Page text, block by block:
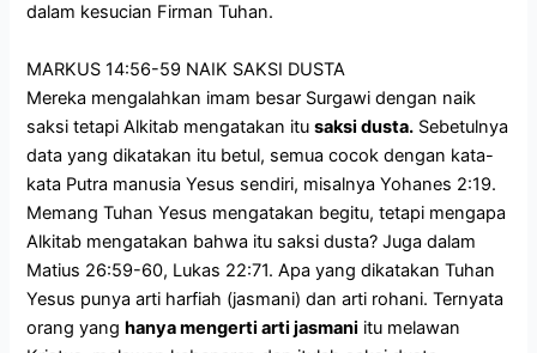
dalam kesucian Firman Tuhan.
MARKUS 14:56-59 NAIK SAKSI DUSTA
Mereka mengalahkan imam besar Surgawi dengan naik
saksi tetapi Alkitab mengatakan itusaksi dusta. Sebetulnya
data yang dikatakan itu betul, semua cocok dengan kata-
kata Putra manusia Yesus sendiri, misalnya Yohanes 2:19.
Memang Tuhan Yesus mengatakan begitu, tetapi mengapa
Alkitab mengatakan bahwa itu saksi dusta? Juga dalam
Matius 26:59-60, Lukas 22:71. Apa yang dikatakan Tuhan
Yesus punya arti harfiah (jasmani) dan arti rohani. Ternyata
orang yanghanya mengerti arti jasmani itu melawan